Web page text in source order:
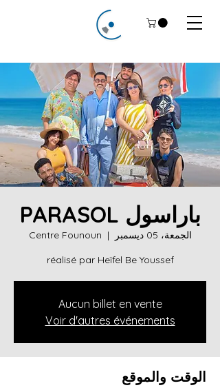
باراسول PARASOL
الجمعة، 05 ديسمبر
  |
Centre Founoun
réalisé par Heïfel Be Youssef
Aucun billet en vente
Voir d'autres événements
الوقت والموقع